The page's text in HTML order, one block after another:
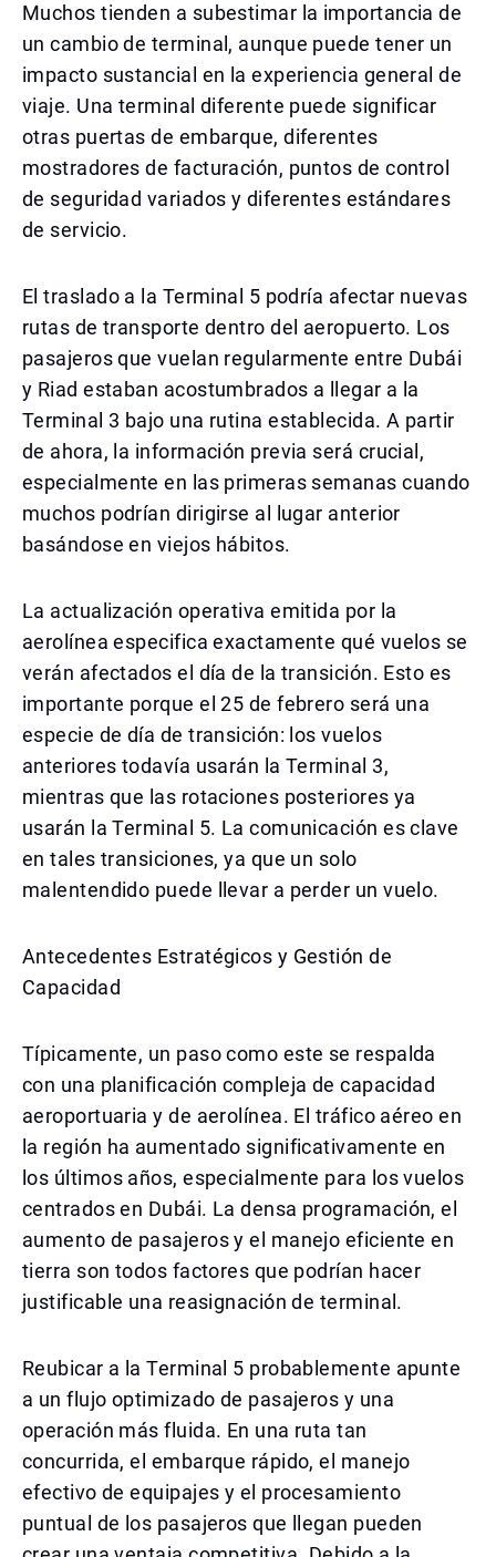
Muchos tienden a subestimar la importancia de
un cambio de terminal, aunque puede tener un
impacto sustancial en la experiencia general de
viaje. Una terminal diferente puede significar
otras puertas de embarque, diferentes
mostradores de facturación, puntos de control
de seguridad variados y diferentes estándares
de servicio.
El traslado a la Terminal 5 podría afectar nuevas
rutas de transporte dentro del aeropuerto. Los
pasajeros que vuelan regularmente entre Dubái
y Riad estaban acostumbrados a llegar a la
Terminal 3 bajo una rutina establecida. A partir
de ahora, la información previa será crucial,
especialmente en las primeras semanas cuando
muchos podrían dirigirse al lugar anterior
basándose en viejos hábitos.
La actualización operativa emitida por la
aerolínea especifica exactamente qué vuelos se
verán afectados el día de la transición. Esto es
importante porque el 25 de febrero será una
especie de día de transición: los vuelos
anteriores todavía usarán la Terminal 3,
mientras que las rotaciones posteriores ya
usarán la Terminal 5. La comunicación es clave
en tales transiciones, ya que un solo
malentendido puede llevar a perder un vuelo.
Antecedentes Estratégicos y Gestión de
Capacidad
Típicamente, un paso como este se respalda
con una planificación compleja de capacidad
aeroportuaria y de aerolínea. El tráfico aéreo en
la región ha aumentado significativamente en
los últimos años, especialmente para los vuelos
centrados en Dubái. La densa programación, el
aumento de pasajeros y el manejo eficiente en
tierra son todos factores que podrían hacer
justificable una reasignación de terminal.
Reubicar a la Terminal 5 probablemente apunte
a un flujo optimizado de pasajeros y una
operación más fluida. En una ruta tan
concurrida, el embarque rápido, el manejo
efectivo de equipajes y el procesamiento
puntual de los pasajeros que llegan pueden